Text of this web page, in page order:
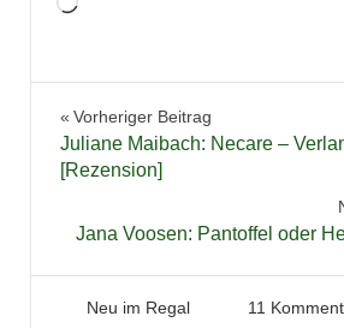
Wird
Fantasy
Jugendbuch
Beitragsnavigation
Vorheriger Beitrag
Juliane Maibach: Necare –
[Rezension]
Jana Voosen: Pantoffel oder
27. Juli 2013
Tintenhain
Neu im Regal 11